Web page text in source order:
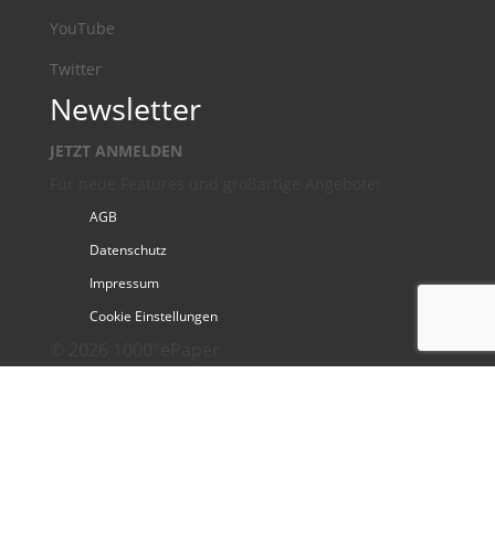
YouTube
Twitter
Newsletter
JETZT ANMELDEN
AGB
Datenschutz
Impressum
Cookie Einstellungen